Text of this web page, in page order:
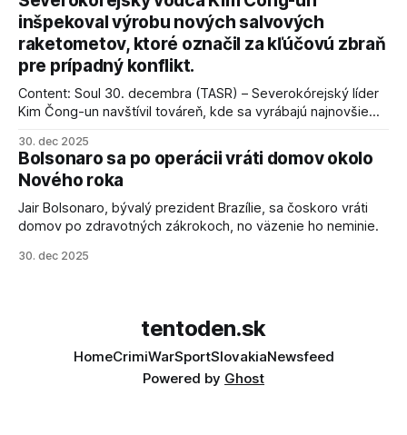
inšpekoval výrobu nových salvových
raketometov, ktoré označil za kľúčovú zbraň
pre prípadný konflikt.
Content: Soul 30. decembra (TASR) – Severokórejský líder
Kim Čong-un navštívil továreň, kde sa vyrábajú najnovšie
schopnosti. Informovali o tom štátne médiá KĽDR, na ktoré
sa odvoláva agentúra AFP.
30. dec 2025
Bolsonaro sa po operácii vráti domov okolo
Nového roka
Jair Bolsonaro, bývalý prezident Brazílie, sa čoskoro vráti
domov po zdravotných zákrokoch, no väzenie ho neminie.
30. dec 2025
tentoden.sk
HomeCrimiWarSportSlovakiaNewsfeed
Powered by Ghost